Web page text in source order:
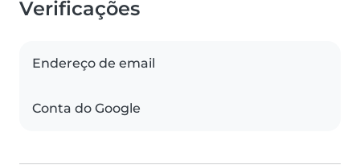
Verificações
Endereço de email
Conta do Google